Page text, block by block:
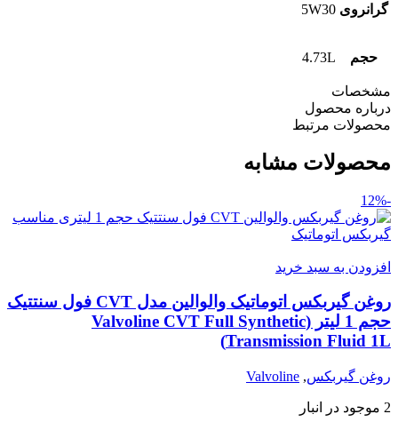
گرانروی 5W30
حجم 4.73L
مشخصات
درباره محصول
محصولات مرتبط
محصولات مشابه
-12%
افزودن به سبد خرید
روغن گیربکس اتوماتیک والوالین مدل CVT فول سنتتیک
حجم 1 لیتر (Valvoline CVT Full Synthetic
Transmission Fluid 1L)
روغن گیربکس,
Valvoline
2 موجود در انبار